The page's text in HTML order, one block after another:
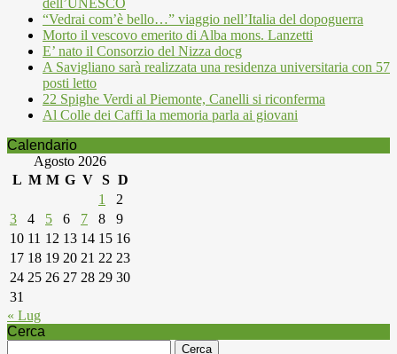
dell’UNESCO
“Vedrai com’è bello…” viaggio nell’Italia del dopoguerra
Morto il vescovo emerito di Alba mons. Lanzetti
E’ nato il Consorzio del Nizza docg
A Savigliano sarà realizzata una residenza universitaria con 57
posti letto
22 Spighe Verdi al Piemonte, Canelli si riconferma
Al Colle dei Caffi la memoria parla ai giovani
Calendario
Agosto 2026
L M M G V S D
1
2
3
4 5 6 7 8
9
10 11 12 13 14 15 16
17 18 19 20 21 22 23
24 25 26 27 28 29 30
31
« Lug
Cerca